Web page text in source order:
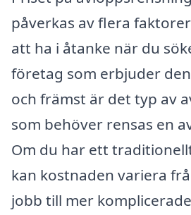
påverkas av flera
att ha i åtanke när du
företag som erbjuder
och främst är det typ av
som behöver rensas en
Om du har ett
kan kostnaden variera
jobb till mer